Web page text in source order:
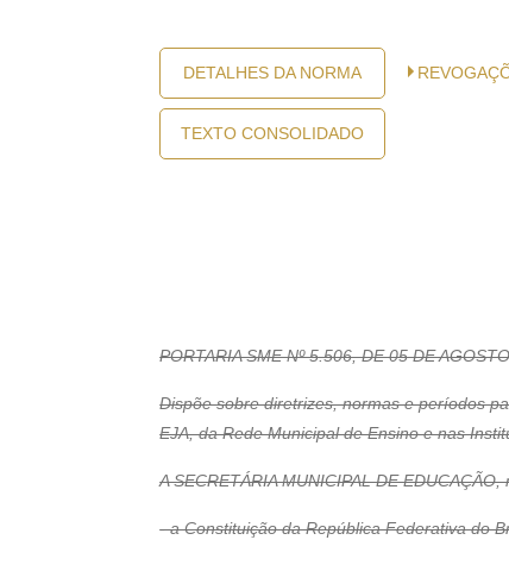
DETALHES DA NORMA
TEXTO CONSOLIDADO
PORTARIA SME Nº 5.506, DE 05 DE
Dispõe sobre diretrizes, normas e períodos
EJA, da Rede Municipal de Ensino e nas
A SECRETÁRIA MUNICIPAL DE
- a Constituição da República Federativa do